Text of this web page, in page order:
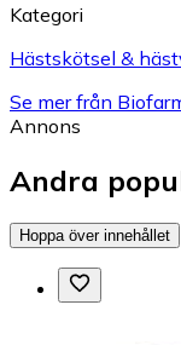
Kategori
Hästskötsel &
Se mer från
Annons
Andra
Hoppa över innehållet